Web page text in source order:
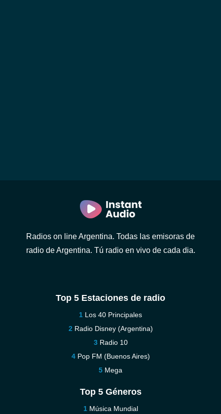
Radios on line Argentina. Todas las emisoras de
radio de Argentina. Tú radio en vivo de cada dia.
Top 5 Estaciones de radio
Los 40 Principales
Radio Disney (Argentina)
Radio 10
Pop FM (Buenos Aires)
Mega
Top 5 Géneros
Música Mundial